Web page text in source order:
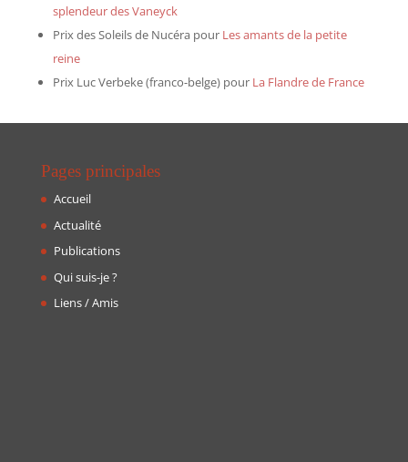
splendeur des Vaneyck
Prix des Soleils de Nucéra pour Les amants de la petite
reine
Prix Luc Verbeke (franco-belge) pour La Flandre de France
Pages principales
Accueil
Actualité
Publications
Qui suis-je ?
Liens / Amis